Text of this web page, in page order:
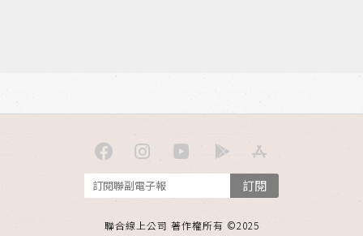
訂閱
聯合線上公司 著作權所有 ©2025